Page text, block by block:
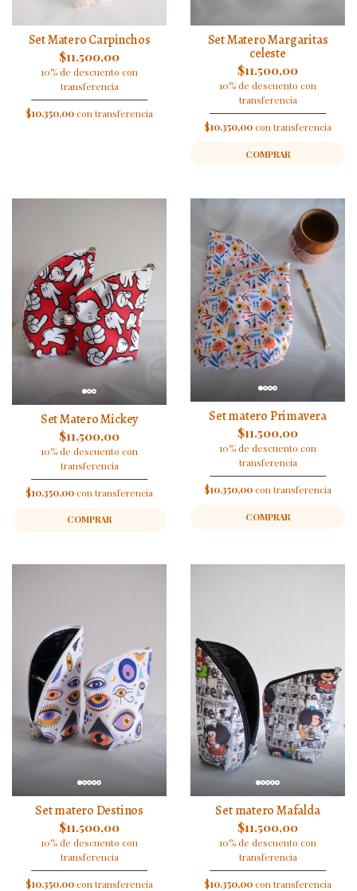
Set Matero Carpinchos
$11.500,00
10% de descuento con
transferencia
$10.350,00con transferencia
Set Matero Margaritas
celeste
$11.500,00
10% de descuento con
transferencia
$10.350,00con transferencia
COMPRAR
Set Matero Mickey
$11.500,00
10% de descuento con
transferencia
$10.350,00con transferencia
COMPRAR
Set matero Primavera
$11.500,00
10% de descuento con
transferencia
$10.350,00con transferencia
COMPRAR
Set matero Destinos
$11.500,00
10% de descuento con
transferencia
$10.350,00con transferencia
Set matero Mafalda
$11.500,00
10% de descuento con
transferencia
$10.350,00con transferencia